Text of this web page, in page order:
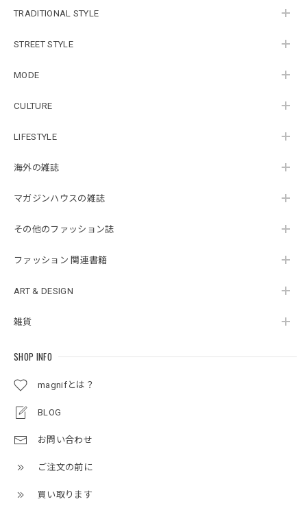
TRADITIONAL STYLE
STREET STYLE
MODE
CULTURE
LIFESTYLE
海外の雑誌
マガジンハウスの雑誌
その他のファッション誌
ファッション 関連書籍
ART & DESIGN
雑貨
SHOP INFO
magnifとは？
BLOG
お問い合わせ
ご注文の前に
買い取ります